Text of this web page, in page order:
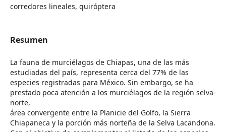
corredores lineales, quiróptera
Resumen
La fauna de murciélagos de Chiapas, una de las más
estudiadas del país, representa cerca del 77% de las
especies registradas para México. Sin embargo, se ha
prestado poca atención a los murciélagos de la región selva-
norte,
área convergente entre la Planicie del Golfo, la Sierra
Chiapaneca y la porción más norteña de la Selva Lacandona.